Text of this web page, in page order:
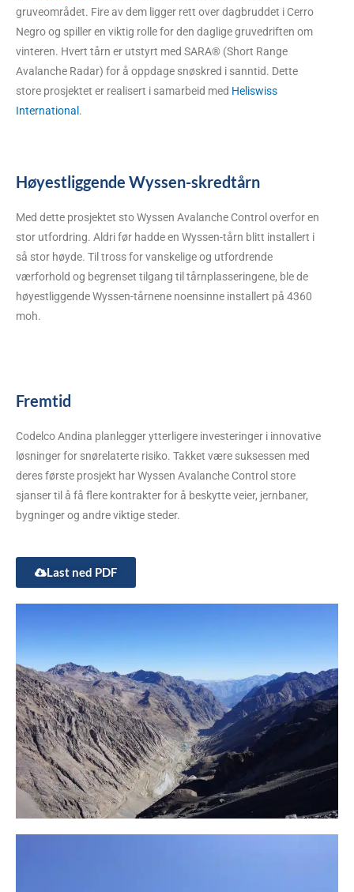
gruveområdet. Fire av dem ligger rett over dagbruddet i Cerro
Negro og spiller en viktig rolle for den daglige gruvedriften om
vinteren. Hvert tårn er utstyrt med SARA® (Short Range
Avalanche Radar) for å oppdage snøskred i sanntid. Dette
store prosjektet er realisert i samarbeid med Heliswiss
International .
Høyestliggende Wyssen-skredtårn
Med dette prosjektet sto Wyssen Avalanche Control overfor en
stor utfordring. Aldri før hadde en Wyssen-tårn blitt installert i
så stor høyde. Til tross for vanskelige og utfordrende
værforhold og begrenset tilgang til tårnplasseringene, ble de
høyestliggende Wyssen-tårnene noensinne installert på 4360
moh.
Fremtid
Codelco Andina planlegger ytterligere investeringer i innovative
løsninger for snørelaterte risiko. Takket være suksessen med
deres første prosjekt har Wyssen Avalanche Control store
sjanser til å få flere kontrakter for å beskytte veier, jernbaner,
bygninger og andre viktige steder.
Last ned PDF